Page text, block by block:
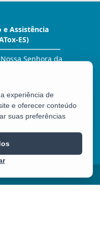
Assistência
ES)
Senhora da
283 9904
horas
experiência de
e oferecer conteúdo
suas preferências